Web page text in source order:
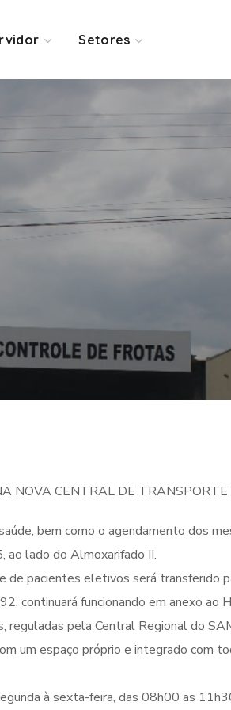
Setores
NOVA CENTRAL DE TRANSPORTE
bem como o agendamento dos
ao lado do Almoxarifado II.
de pacientes eletivos será transferido
continuará funcionando em anexo ao
pela Central Regional do
um espaço próprio e integrado com
à sexta-feira, das 08h00 as